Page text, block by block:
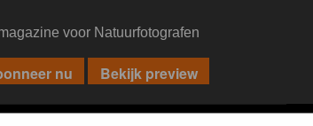
voor Natuurfotografen